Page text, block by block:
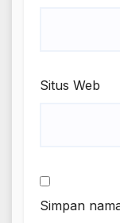
Situs Web
Simpan